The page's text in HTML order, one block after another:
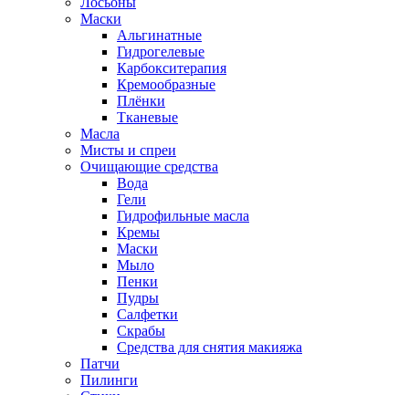
Маски
Альгинатные
Гидрогелевые
Карбокситерапия
Кремообразные
Плёнки
Тканевые
Масла
Мисты и спреи
Очищающие средства
Вода
Гели
Гидрофильные масла
Кремы
Маски
Мыло
Пенки
Пудры
Салфетки
Скрабы
Средства для снятия макияжа
Патчи
Пилинги